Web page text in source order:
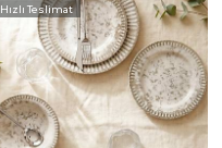
Hızlı Teslimat